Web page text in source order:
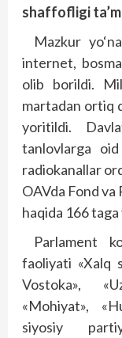
shaffofligi
Mazkur
internet,
olib borildi.
martadan ortiq
yoritildi.
tanlovlarga
radiokanallar
OAVda Fond
haqida 166
Parlament
faoliyati «Xalq
Vostoka»,
«Mohiyat»,
siyosiy